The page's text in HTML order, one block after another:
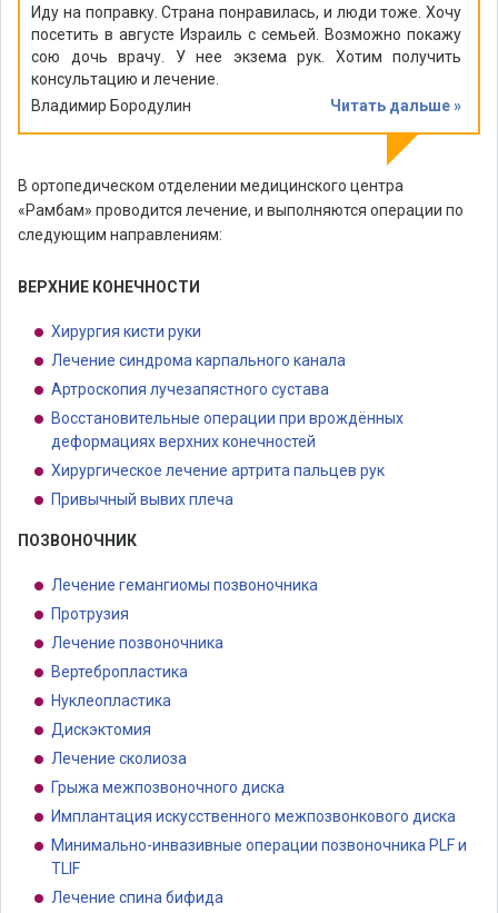
Иду на поправку. Страна понравилась, и люди тоже. Хочу
посетить в августе Израиль с семьей. Возможно покажу
сою дочь врачу. У нее экзема рук. Хотим получить
консультацию и лечение.
Владимир Бородулин
Читать дальше »
В ортопедическом отделении медицинского центра
«Рамбам» проводится лечение, и выполняются операции по
следующим направлениям:
ВЕРХНИЕ КОНЕЧНОСТИ
Хирургия кисти руки
Лечение синдрома карпального канала
Aртроскопия лучезапястного сустава
Восстановительные операции при врождённых
деформациях верхних конечностей
Хирургическое лечение артрита пальцев рук
Привычный вывих плеча
ПОЗВОНОЧНИК
Лечение гемангиомы позвоночника
Протрузия
Лечение позвоночника
Вертебропластика
Нуклеопластика
Дискэктомия
Лечение сколиоза
Грыжа межпозвоночного диска
Имплантация искусственного межпозвонкового диска
Минимально-инвазивные операции позвоночника PLF и
TLIF
Лечение спина бифида